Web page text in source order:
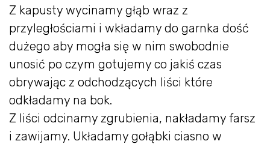
Z kapusty wycinamy głąb wraz z
przyległościami i wkładamy do garnka dość
dużego aby mogła się w nim swobodnie
unosić po czym gotujemy co jakiś czas
obrywając z odchodzących liści które
odkładamy na bok.
Z liści odcinamy zgrubienia, nakładamy farsz
i zawijamy. Układamy gołąbki ciasno w